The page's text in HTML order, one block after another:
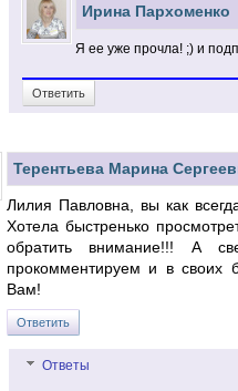
Ирина Пархоменко
Я ее уже прочла! ;) и
Ответить
Терентьева Марина
Лилия Павловна, вы как
Хотела быстренько
обратить внимание!!! А
прокомментируем и в своих
Вам!
Ответить
Ответы